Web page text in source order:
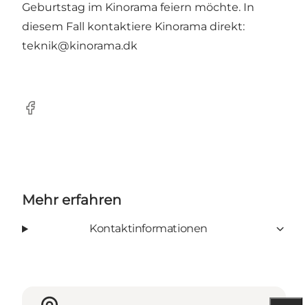
Geburtstag im Kinorama feiern möchte. In
diesem Fall kontaktiere Kinorama direkt:
teknik@kinorama.dk
facebook
Mehr erfahren
Kontaktinformationen